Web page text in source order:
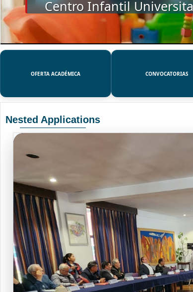
SSUE
OFERTA ACADÉMICA CONVOCATORIAS
Nested Applications